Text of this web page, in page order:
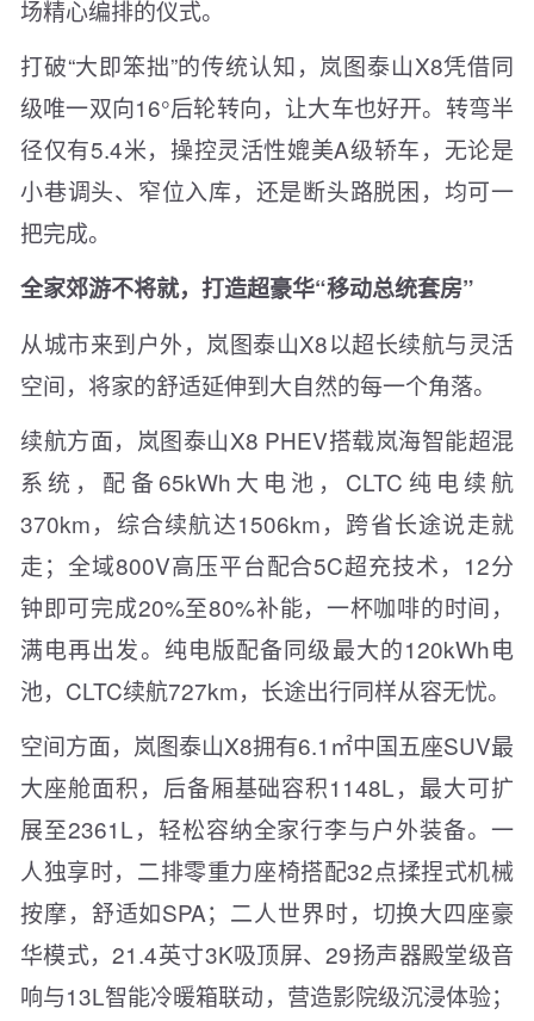
场精心编排的仪式。
打破“大即笨拙”的传统认知，岚图泰山X8凭借同
级唯一双向16°后轮转向，让大车也好开。转弯半
径仅有5.4米，操控灵活性媲美A级轿车，无论是
小巷调头、窄位入库，还是断头路脱困，均可一
把完成。
全家郊游不将就，打造超豪华“移动总统套房”
从城市来到户外，岚图泰山X8以超长续航与灵活
空间，将家的舒适延伸到大自然的每一个角落。
续航方面，岚图泰山X8 PHEV搭载岚海智能超混
系统，配备65kWh大电池，CLTC纯电续航
370km，综合续航达1506km，跨省长途说走就
走；全域800V高压平台配合5C超充技术，12分
钟即可完成20%至80%补能，一杯咖啡的时间，
满电再出发。纯电版配备同级最大的120kWh电
池，CLTC续航727km，长途出行同样从容无忧。
空间方面，岚图泰山X8拥有6.1㎡中国五座SUV最
大座舱面积，后备厢基础容积1148L，最大可扩
展至2361L，轻松容纳全家行李与户外装备。一
人独享时，二排零重力座椅搭配32点揉捏式机械
按摩，舒适如SPA；二人世界时，切换大四座豪
华模式，21.4英寸3K吸顶屏、29扬声器殿堂级音
响与13L智能冷暖箱联动，营造影院级沉浸体验；